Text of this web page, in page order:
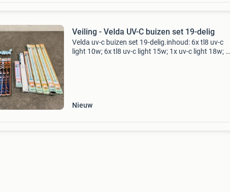
Veiling - Velda UV-C buizen set 19-delig
Velda uv-c buizen set 19-delig.inhoud: 6x tl8 uv-c
light 10w; 6x tl8 uv-c light 15w; 1x uv-c light 18w; 1x
Nieuw